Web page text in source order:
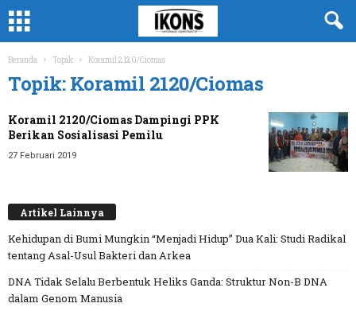
Beranda Topik Koramil 2120/Ciomas
Topik: Koramil 2120/Ciomas
Koramil 2120/Ciomas Dampingi PPK
Berikan Sosialisasi Pemilu
27 Februari 2019
Artikel Lainnya
Kehidupan di Bumi Mungkin “Menjadi Hidup” Dua Kali: Studi Radikal
tentang Asal-Usul Bakteri dan Arkea
DNA Tidak Selalu Berbentuk Heliks Ganda: Struktur Non-B DNA
dalam Genom Manusia